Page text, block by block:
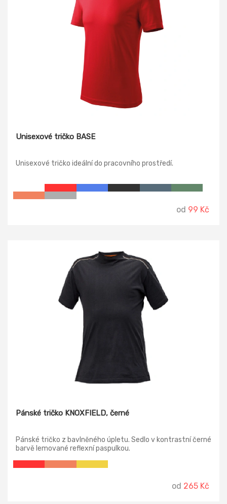
Unisexové tričko BASE
Unisexové tričko ideální do pracovního prostředí.
od 99 Kč
Pánské tričko KNOXFIELD, černé
Pánské tričko z bavlněného úpletu. Sedlo v kontrastní černé
barvě lemované reflexní paspulkou.
od 265 Kč